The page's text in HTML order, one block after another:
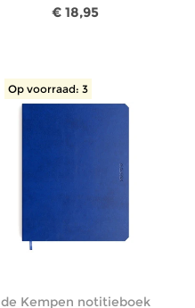
€ 18,95
Op voorraad: 3
de Kempen notitieboek